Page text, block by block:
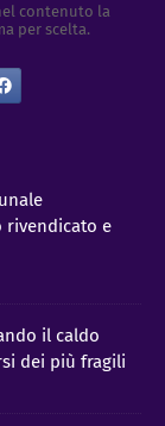
contenuto la
per scelta.
rivendicato e
il caldo
dei più fragili